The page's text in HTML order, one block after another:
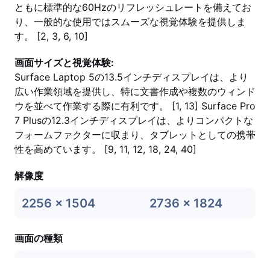
ともに標準的な60Hzのリフレッシュレートを備えてお
り、一般的な使用ではスムーズな視覚体験を提供しま
す。 [2, 3, 6, 10]
画面サイズと視覚体験:
Surface Laptop 5の13.5インチディスプレイは、より
広い作業領域を提供し、特に文書作成や複数のウィンド
ウを並べて作業する際に有利です。 [1, 13] Surface Pro
7 Plusの12.3インチディスプレイは、よりコンパクトな
フォームファクターに収まり、タブレットとしての携帯
性を高めています。 [9, 11, 12, 18, 24, 40]
解像度
2256 x 1504 2736 x 1824
画面の種類